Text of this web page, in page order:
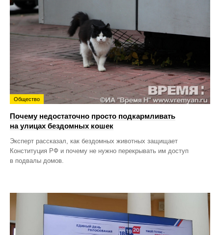
Общество
Почему недостаточно просто подкармливать
на улицах бездомных кошек
Эксперт рассказал, как бездомных животных защищает
Конституция РФ и почему не нужно перекрывать им доступ
в подвалы домов.